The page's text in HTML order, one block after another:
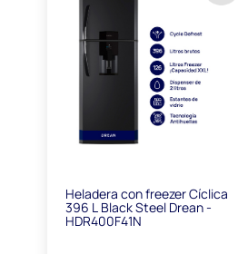
Heladera con freezer Cíclica
396 L Black Steel Drean -
HDR400F41N